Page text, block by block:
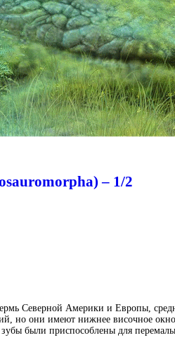
– 1/2
Се­ве­р­ной Аме­рики и Ев­ропы,
но они имеют ниж­нее ви­соч­ное
были прис­по­соб­лены для